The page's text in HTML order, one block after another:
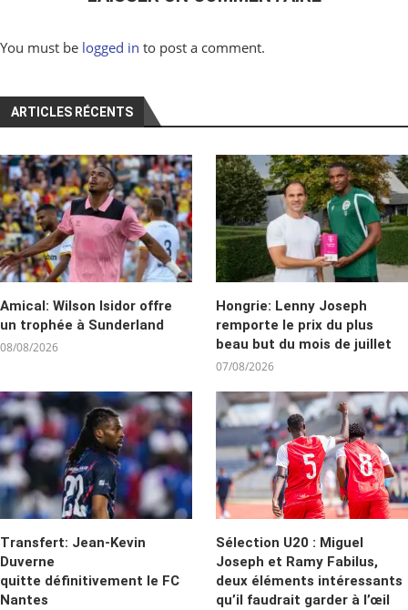
You must be logged in to post a comment.
ARTICLES RÉCENTS
Amical: Wilson Isidor offre
un trophée à Sunderland
08/08/2026
Hongrie: Lenny Joseph
remporte le prix du plus
beau but du mois de juillet
07/08/2026
Transfert: Jean-Kevin
Duverne
quitte définitivement le FC
Nantes
Sélection U20 : Miguel
Joseph et Ramy Fabilus,
deux éléments intéressants
qu’il faudrait garder à l’œil